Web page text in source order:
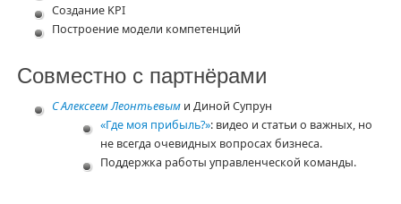
Создание KPI
Построение модели компетенций
Совместно с партнёрами
С Алексеем Леонтьевыми Диной Супрун
«Где моя прибыль?»: видео и статьи о важных, но
не всегда очевидных вопросах бизнеса.
Поддержка работы управленческой команды.